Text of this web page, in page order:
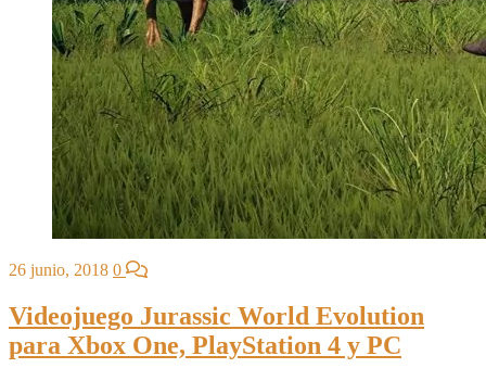
26 junio, 2018 0
Videojuego Jurassic World Evolution
para Xbox One, PlayStation 4 y PC